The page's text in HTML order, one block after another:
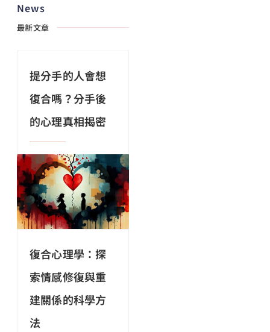
News
最新文章
提分手的人會想
復合嗎？分手後
的心理真相揭密
復合心理學：探
索情感修復與重
建關係的科學方
法